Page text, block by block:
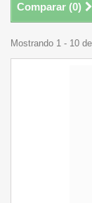
Comparar (0)
Mostrando 1 - 10